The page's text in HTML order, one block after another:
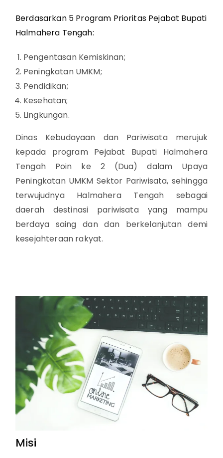
Berdasarkan 5 Program Prioritas Pejabat Bupati
Halmahera Tengah:
Pengentasan Kemiskinan;
Peningkatan UMKM;
Pendidikan;
Kesehatan;
Lingkungan.
Dinas Kebudayaan dan Pariwisata merujuk
kepada program Pejabat Bupati Halmahera
Tengah Poin ke 2 (Dua) dalam Upaya
Peningkatan UMKM Sektor Pariwisata, sehingga
terwujudnya Halmahera Tengah sebagai
daerah destinasi pariwisata yang mampu
berdaya saing dan dan berkelanjutan demi
kesejahteraan rakyat.
Misi